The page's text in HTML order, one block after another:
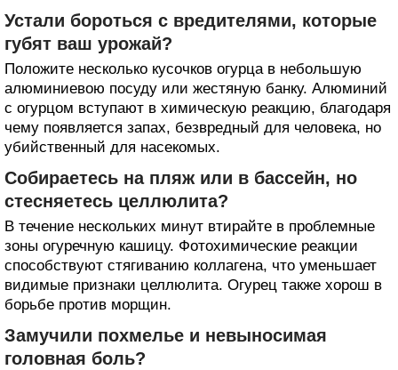
Устали бороться с вредителями, которые
губят ваш урожай?
Положите несколько кусочков огурца в небольшую
алюминиевою посуду или жестяную банку. Алюминий
с огурцом вступают в химическую реакцию, благодаря
чему появляется запах, безвредный для человека, но
убийственный для насекомых.
Собираетесь на пляж или в бассейн, но
стесняетесь целлюлита?
В течение нескольких минут втирайте в проблемные
зоны огуречную кашицу. Фотохимические реакции
способствуют стягиванию коллагена, что уменьшает
видимые признаки целлюлита. Огурец также хорош в
борьбе против морщин.
Замучили похмелье и невыносимая
головная боль?